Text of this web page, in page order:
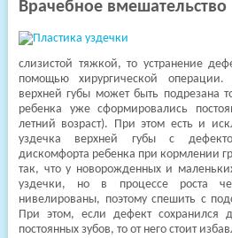
Врачебное вмешательство
слизистой тяжкой, то устранение
помощью хирургической
верхней губы может быть подрезана
ребенка уже сформировались
летний возраст). При этом есть и
уздечка верхней губы с
дискомфорта ребенка при кормлении
так, что у новорожденных и
уздечки, но в процессе роста
нивелированы, поэтому спешить с
При этом, если дефект сохранился
постоянных зубов, то от него стоит